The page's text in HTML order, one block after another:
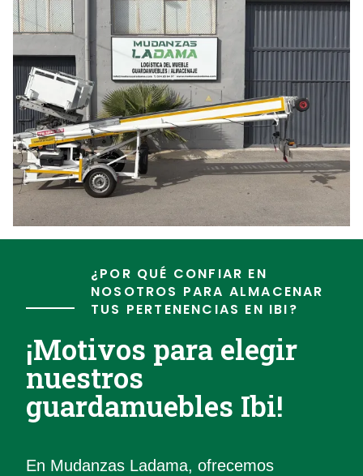
¿POR QUÉ CONFIAR EN
NOSOTROS PARA ALMACENAR
TUS PERTENENCIAS EN IBI?
¡Motivos para elegir
nuestros
guardamuebles Ibi!
En Mudanzas Ladama, ofrecemos